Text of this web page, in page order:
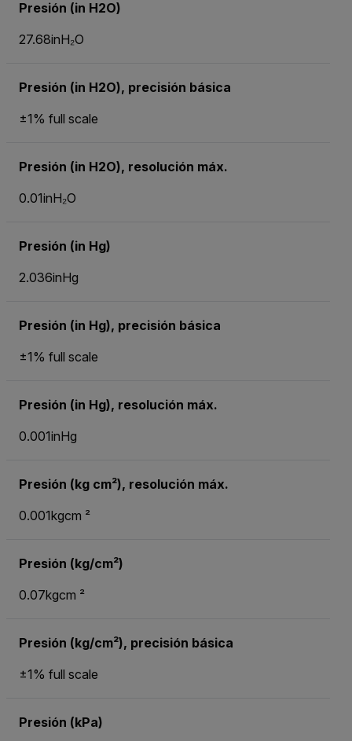
Presión (in H2O)
27.68inH₂O
Presión (in H2O), precisión básica
±1% full scale
Presión (in H2O), resolución máx.
0.01inH₂O
Presión (in Hg)
2.036inHg
Presión (in Hg), precisión básica
±1% full scale
Presión (in Hg), resolución máx.
0.001inHg
Presión (kg cm²), resolución máx.
0.001kgcm ²
Presión (kg/cm²)
0.07kgcm ²
Presión (kg/cm²), precisión básica
±1% full scale
Presión (kPa)